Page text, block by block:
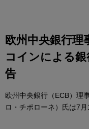
欧州中央銀行
コインによる
告
欧州中央銀行（ECB）理
ロ・チポローネ）氏は7月